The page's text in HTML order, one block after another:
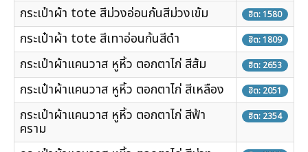
กระเป๋าผ้า tote สีม่วงอ่อนก้นสีม่วงเข้ม ฮิต: 1580
กระเป๋าผ้า tote สีเทาอ่อนก้นสีดำ ฮิต: 1809
กระเป๋าผ้าแคนวาส หูหิ้ว ตอกตาไก่ สีส้ม ฮิต: 2653
กระเป๋าผ้าแคนวาส หูหิ้ว ตอกตาไก่ สีเหลือง ฮิต: 2051
กระเป๋าผ้าแคนวาส หูหิ้ว ตอกตาไก่ สีฟ้า
คราม
ฮิต: 2354